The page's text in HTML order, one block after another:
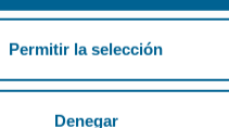
Permitir la selección
Denegar
Siège de Pampelune
Dr. Matías Alfonso Olmos-García